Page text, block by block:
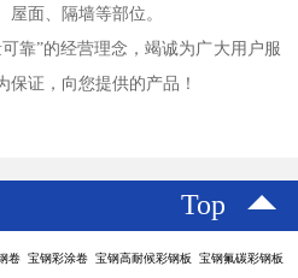
面、隔墙等部位。
靠”的经营理念，竭诚为广大用户服
证，向您提供的产品！
Top
卷 宝钢彩涂卷 宝钢高耐候彩钢板 宝钢氟碳彩钢板